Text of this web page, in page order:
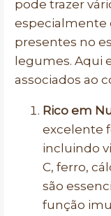
pode trazer
especialmente
presentes no
legumes. Aqui
associados ao
Rico em
excelente
incluindo
C, ferro,
são
função